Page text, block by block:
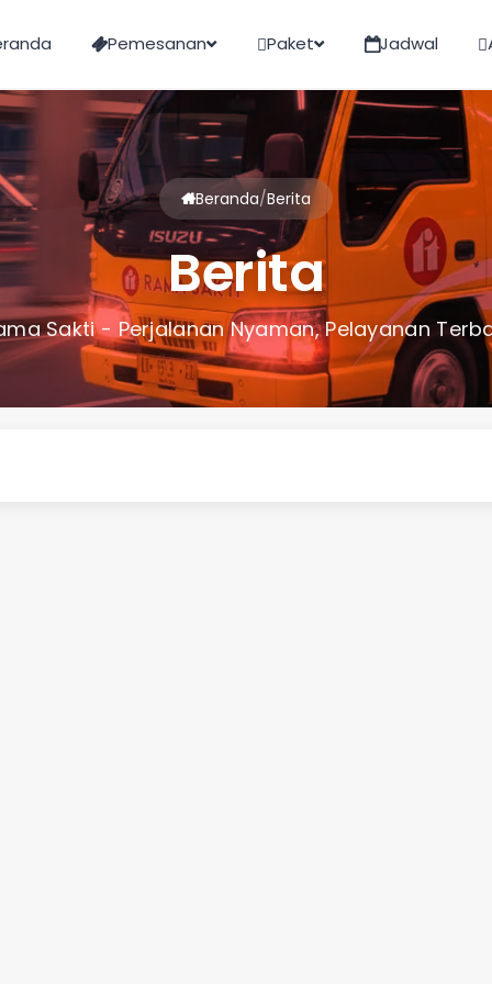
Pemesanan Paket Jadwal
Beranda/Berita
Berita
Sakti - Perjalanan Nyaman, Pelayanan